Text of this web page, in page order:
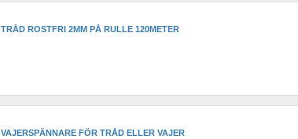
TRÅD ROSTFRI 2MM PÅ RULLE 120METER
VAJERSPÄNNARE FÖR TRÅD ELLER VAJER